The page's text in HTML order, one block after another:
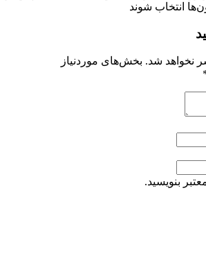
انتخاب شوند
نخواهد شد. بخش‌های موردنیاز
بنویسید.